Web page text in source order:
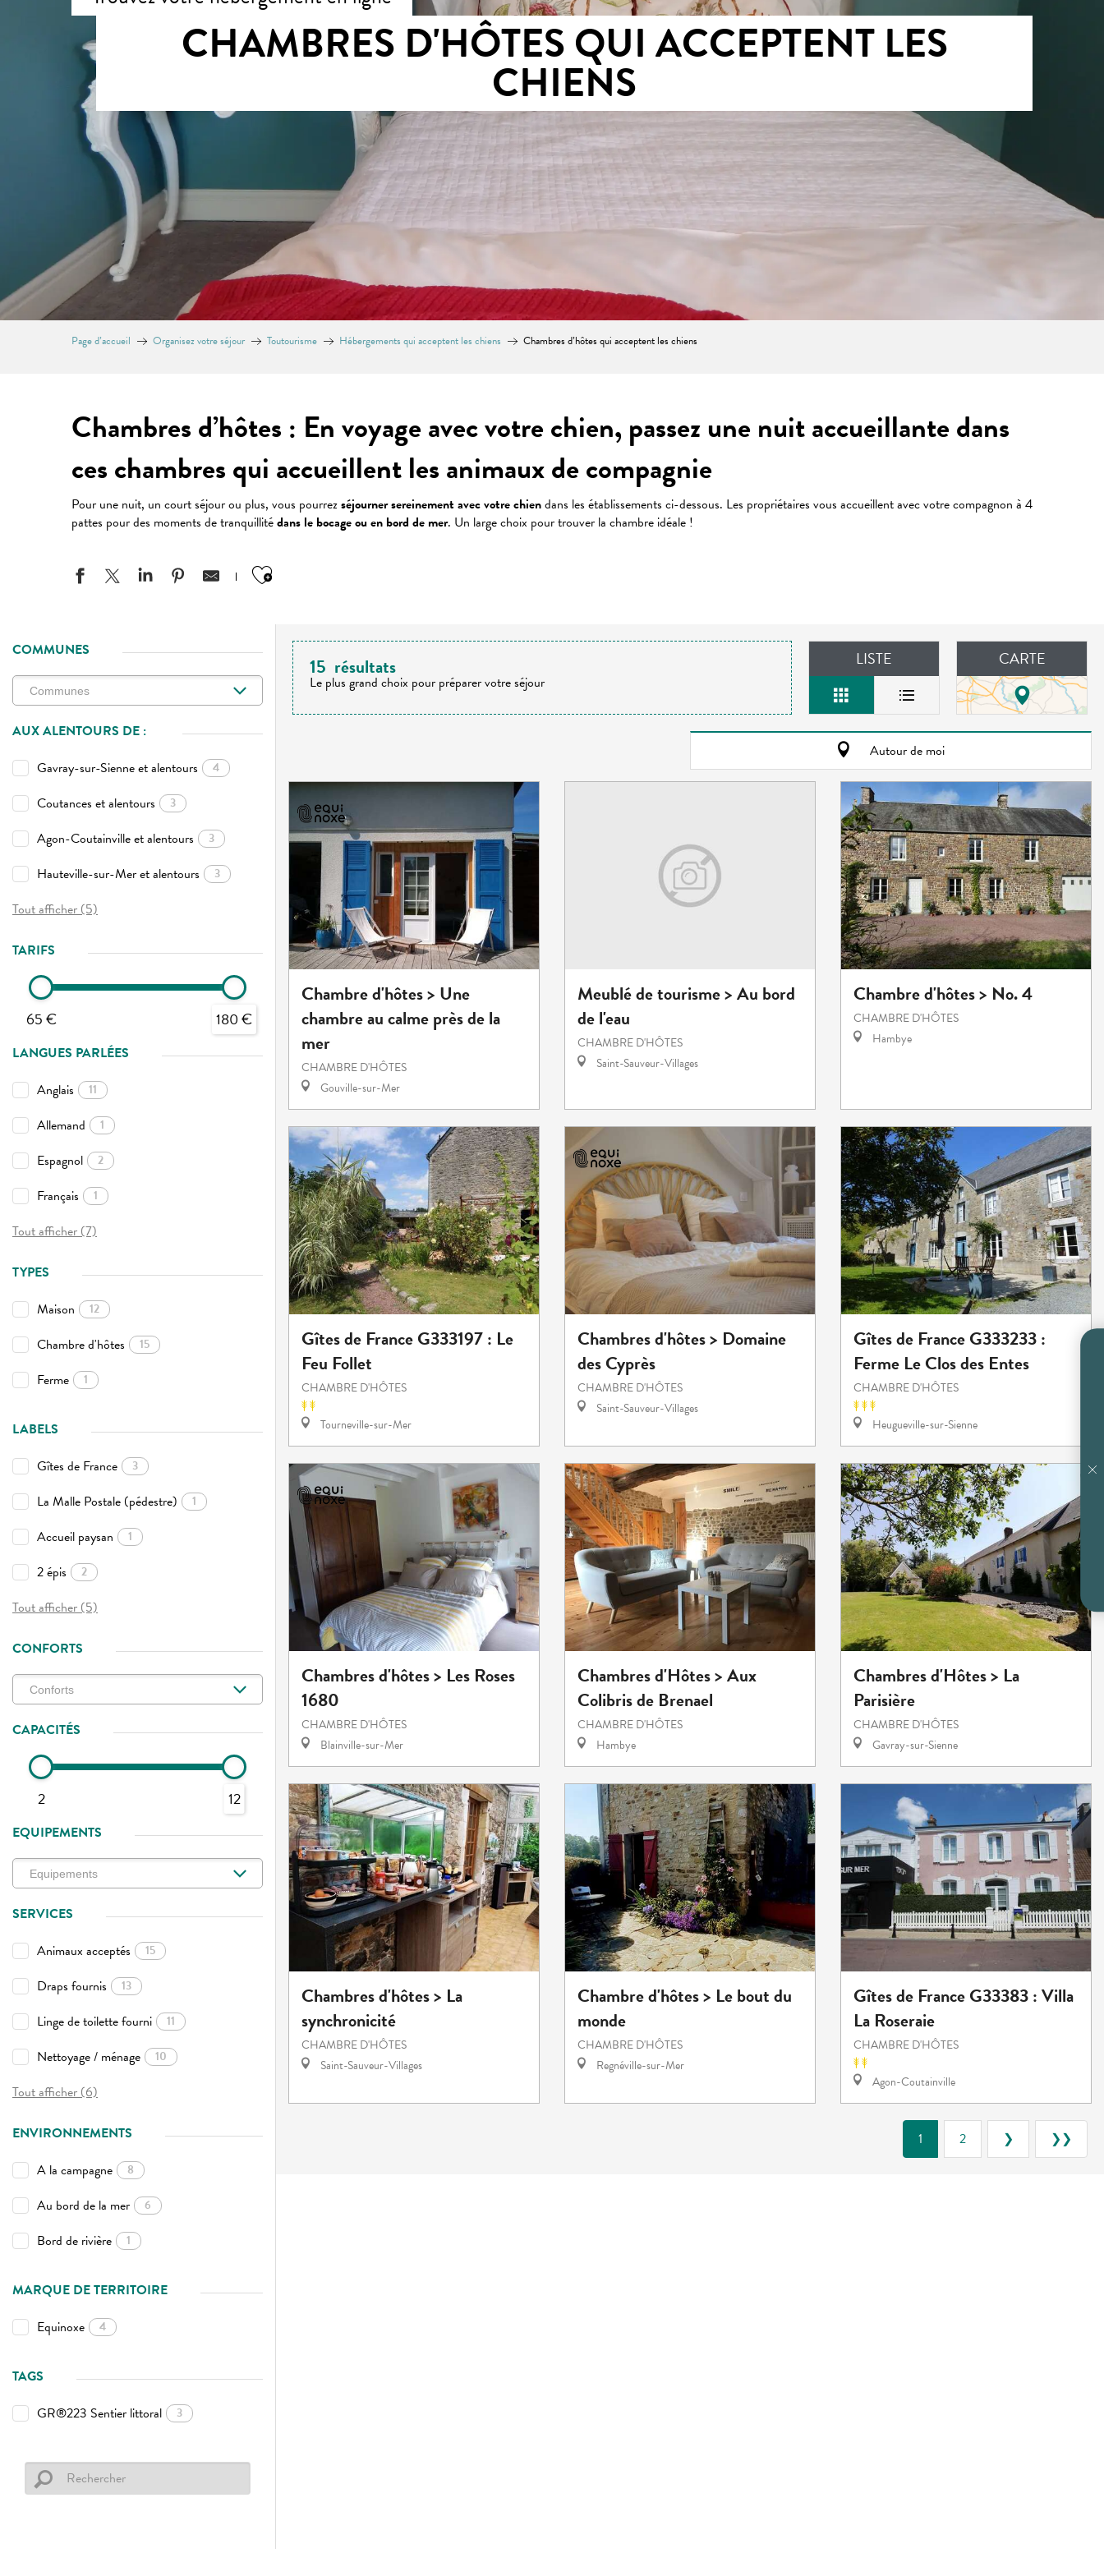
CHAMBRES D'HÔTES QUI ACCEPTENT LES
CHIENS
Page d’accueil Organisez votre séjour Toutourisme Hébergements qui acceptent les chiens Chambres d’hôtes qui acceptent les chiens
Chambres d’hôtes : En voyage avec votre chien, passez une nuit accueillante dans
ces chambres qui accueillent les animaux de compagnie
Pour une nuit, un court séjour ou plus, vous pourrezséjourner sereinement avec votre chiendans les établissements ci-dessous. Les propriétaires vous accueillent avec votre compagnon à 4
pattes pour des moments de tranquillitédans le bocage ou en bord de mer. Un large choix pour trouver la chambre idéale !
Ajouter aux favoris
COMMUNES
AUX ALENTOURS DE :
Gavray-sur-Sienne et alentours
4
Coutances et alentours 3
Agon-Coutainville et alentours 3
Hauteville-sur-Mer et alentours 3
Tout afficher (5)
TARIFS
65 € 180 €
LANGUES PARLÉES
Anglais
11
Allemand 1
Espagnol 2
Français 1
Tout afficher (7)
TYPES
Maison
12
Chambre d'hôtes 15
Ferme 1
LABELS
Gîtes de France
3
La Malle Postale (pédestre) 1
Accueil paysan 1
2 épis 2
Tout afficher (5)
CONFORTS
CAPACITÉS
2 12
EQUIPEMENTS
SERVICES
Animaux acceptés
15
Draps fournis 13
Linge de toilette fourni 11
Nettoyage / ménage 10
Tout afficher (6)
ENVIRONNEMENTS
A la campagne
8
Au bord de la mer 6
Bord de rivière 1
MARQUE DE TERRITOIRE
Equinoxe
4
TAGS
GR®223 Sentier littoral
3
15 résultats
Le plus grand choix pour préparer votre séjour
LISTE CARTE
Autour de moi
Chambre d'hôtes > Une
chambre au calme près de la
mer
CHAMBRE D'HÔTES
Gouville-sur-Mer
Meublé de tourisme > Au bord
de l'eau
CHAMBRE D'HÔTES
Saint-Sauveur-Villages
Chambre d'hôtes > No. 4
CHAMBRE D'HÔTES
Hambye
Gîtes de France G333197 : Le
Feu Follet
CHAMBRE D'HÔTES
Tourneville-sur-Mer
Chambres d'hôtes > Domaine
des Cyprès
CHAMBRE D'HÔTES
Saint-Sauveur-Villages
Gîtes de France G333233 :
Ferme Le Clos des Entes
CHAMBRE D'HÔTES
Heugueville-sur-Sienne
Chambres d'hôtes > Les Roses
1680
CHAMBRE D'HÔTES
Blainville-sur-Mer
Chambres d'Hôtes > Aux
Colibris de Brenael
CHAMBRE D'HÔTES
Hambye
Chambres d'Hôtes > La
Parisière
CHAMBRE D'HÔTES
Gavray-sur-Sienne
Chambres d'hôtes > La
synchronicité
CHAMBRE D'HÔTES
Saint-Sauveur-Villages
Chambre d'hôtes > Le bout du
monde
CHAMBRE D'HÔTES
Regnéville-sur-Mer
Gîtes de France G33383 : Villa
La Roseraie
CHAMBRE D'HÔTES
Agon-Coutainville
1 2 ❯ ❯❯